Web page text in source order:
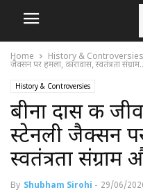
Home History & Controversies
जैक्सन पर हमला, कारावास, स्वतंत्रता
History & Controversies
बीना दास की
स्टेनली जैक्सन
स्वतंत्रता संग्राम
By Shubham Sirohi - 29/06/